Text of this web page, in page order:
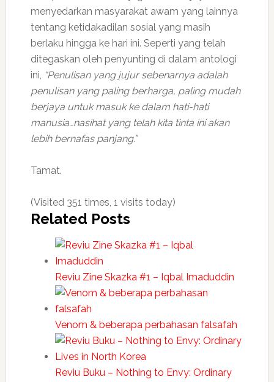
menyedarkan masyarakat awam yang lainnya
tentang ketidakadilan sosial yang masih
berlaku hingga ke hari ini. Seperti yang telah
ditegaskan oleh penyunting di dalam antologi
ini, “Penulisan yang jujur sebenarnya adalah
penulisan yang paling berharga, paling mudah
berjaya untuk masuk ke dalam hati-hati
manusia…nasihat yang telah kita tinta ini akan
lebih bernafas panjang.”
Tamat.
(Visited 351 times, 1 visits today)
Related Posts
Reviu Zine Skazka #1 – Iqbal Imaduddin
Venom & beberapa perbahasan falsafah
Reviu Buku – Nothing to Envy: Ordinary